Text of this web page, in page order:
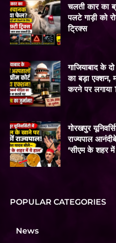
चलती कार का
पलटे गाड़ी को
ट्रिक्स
गाजियाबाद के
का बड़ा एक्शन,
करने पर लगाया
गोरखपुर
राज्यपाल
‘सीएम के शहर में
POPULAR CATEGORIES
News